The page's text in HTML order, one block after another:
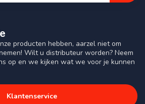
producten hebben, aarzel niet om
Wilt u distributeur worden? Neem
op en we kijken wat we voor je kunnen
Klantenservice